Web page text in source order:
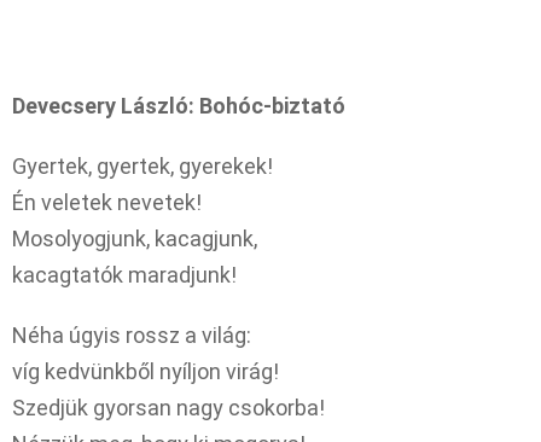
Devecsery László: Bohóc-biztató
Gyertek, gyertek, gyerekek!
Én veletek nevetek!
Mosolyogjunk, kacagjunk,
kacagtatók maradjunk!
Néha úgyis rossz a világ:
víg kedvünkből nyíljon virág!
Szedjük gyorsan nagy csokorba!